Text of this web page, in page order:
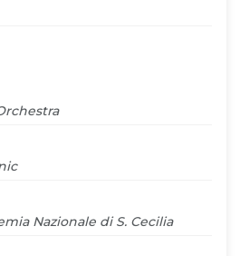
Nazionale di S. Cecilia